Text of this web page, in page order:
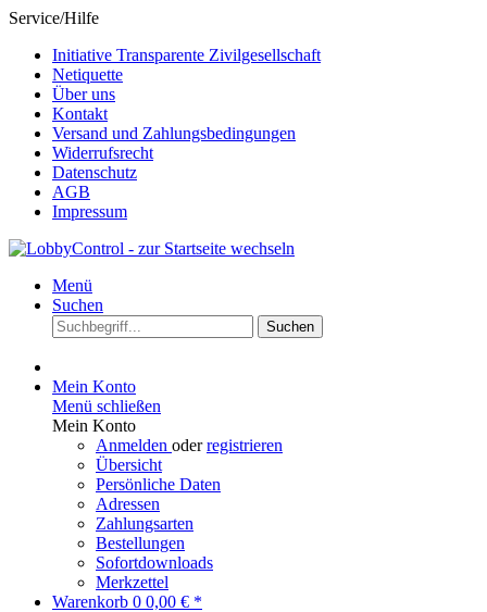
Service/Hilfe
Initiative Transparente Zivilgesellschaft
Netiquette
Über uns
Kontakt
Versand und Zahlungsbedingungen
Widerrufsrecht
Datenschutz
AGB
Impressum
Menü
Suchen
Suchen
Mein Konto
Menü schließen
Mein Konto
Anmelden oderregistrieren
Übersicht
Persönliche Daten
Adressen
Zahlungsarten
Bestellungen
Sofortdownloads
Merkzettel
Warenkorb 0 0,00 € *